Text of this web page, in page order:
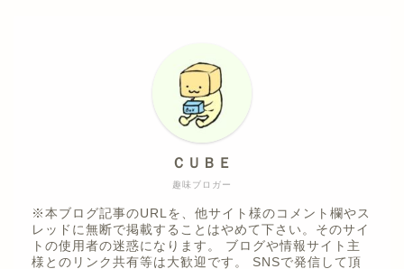
趣味ブロガー
ＣＵＢＥ
※本ブログ記事のURLを、他サイト様のコメント欄やス
レッドに無断で掲載することはやめて下さい。そのサイ
トの使用者の迷惑になります。 ブログや情報サイト主
様とのリンク共有等は大歓迎です。 SNSで発信して頂